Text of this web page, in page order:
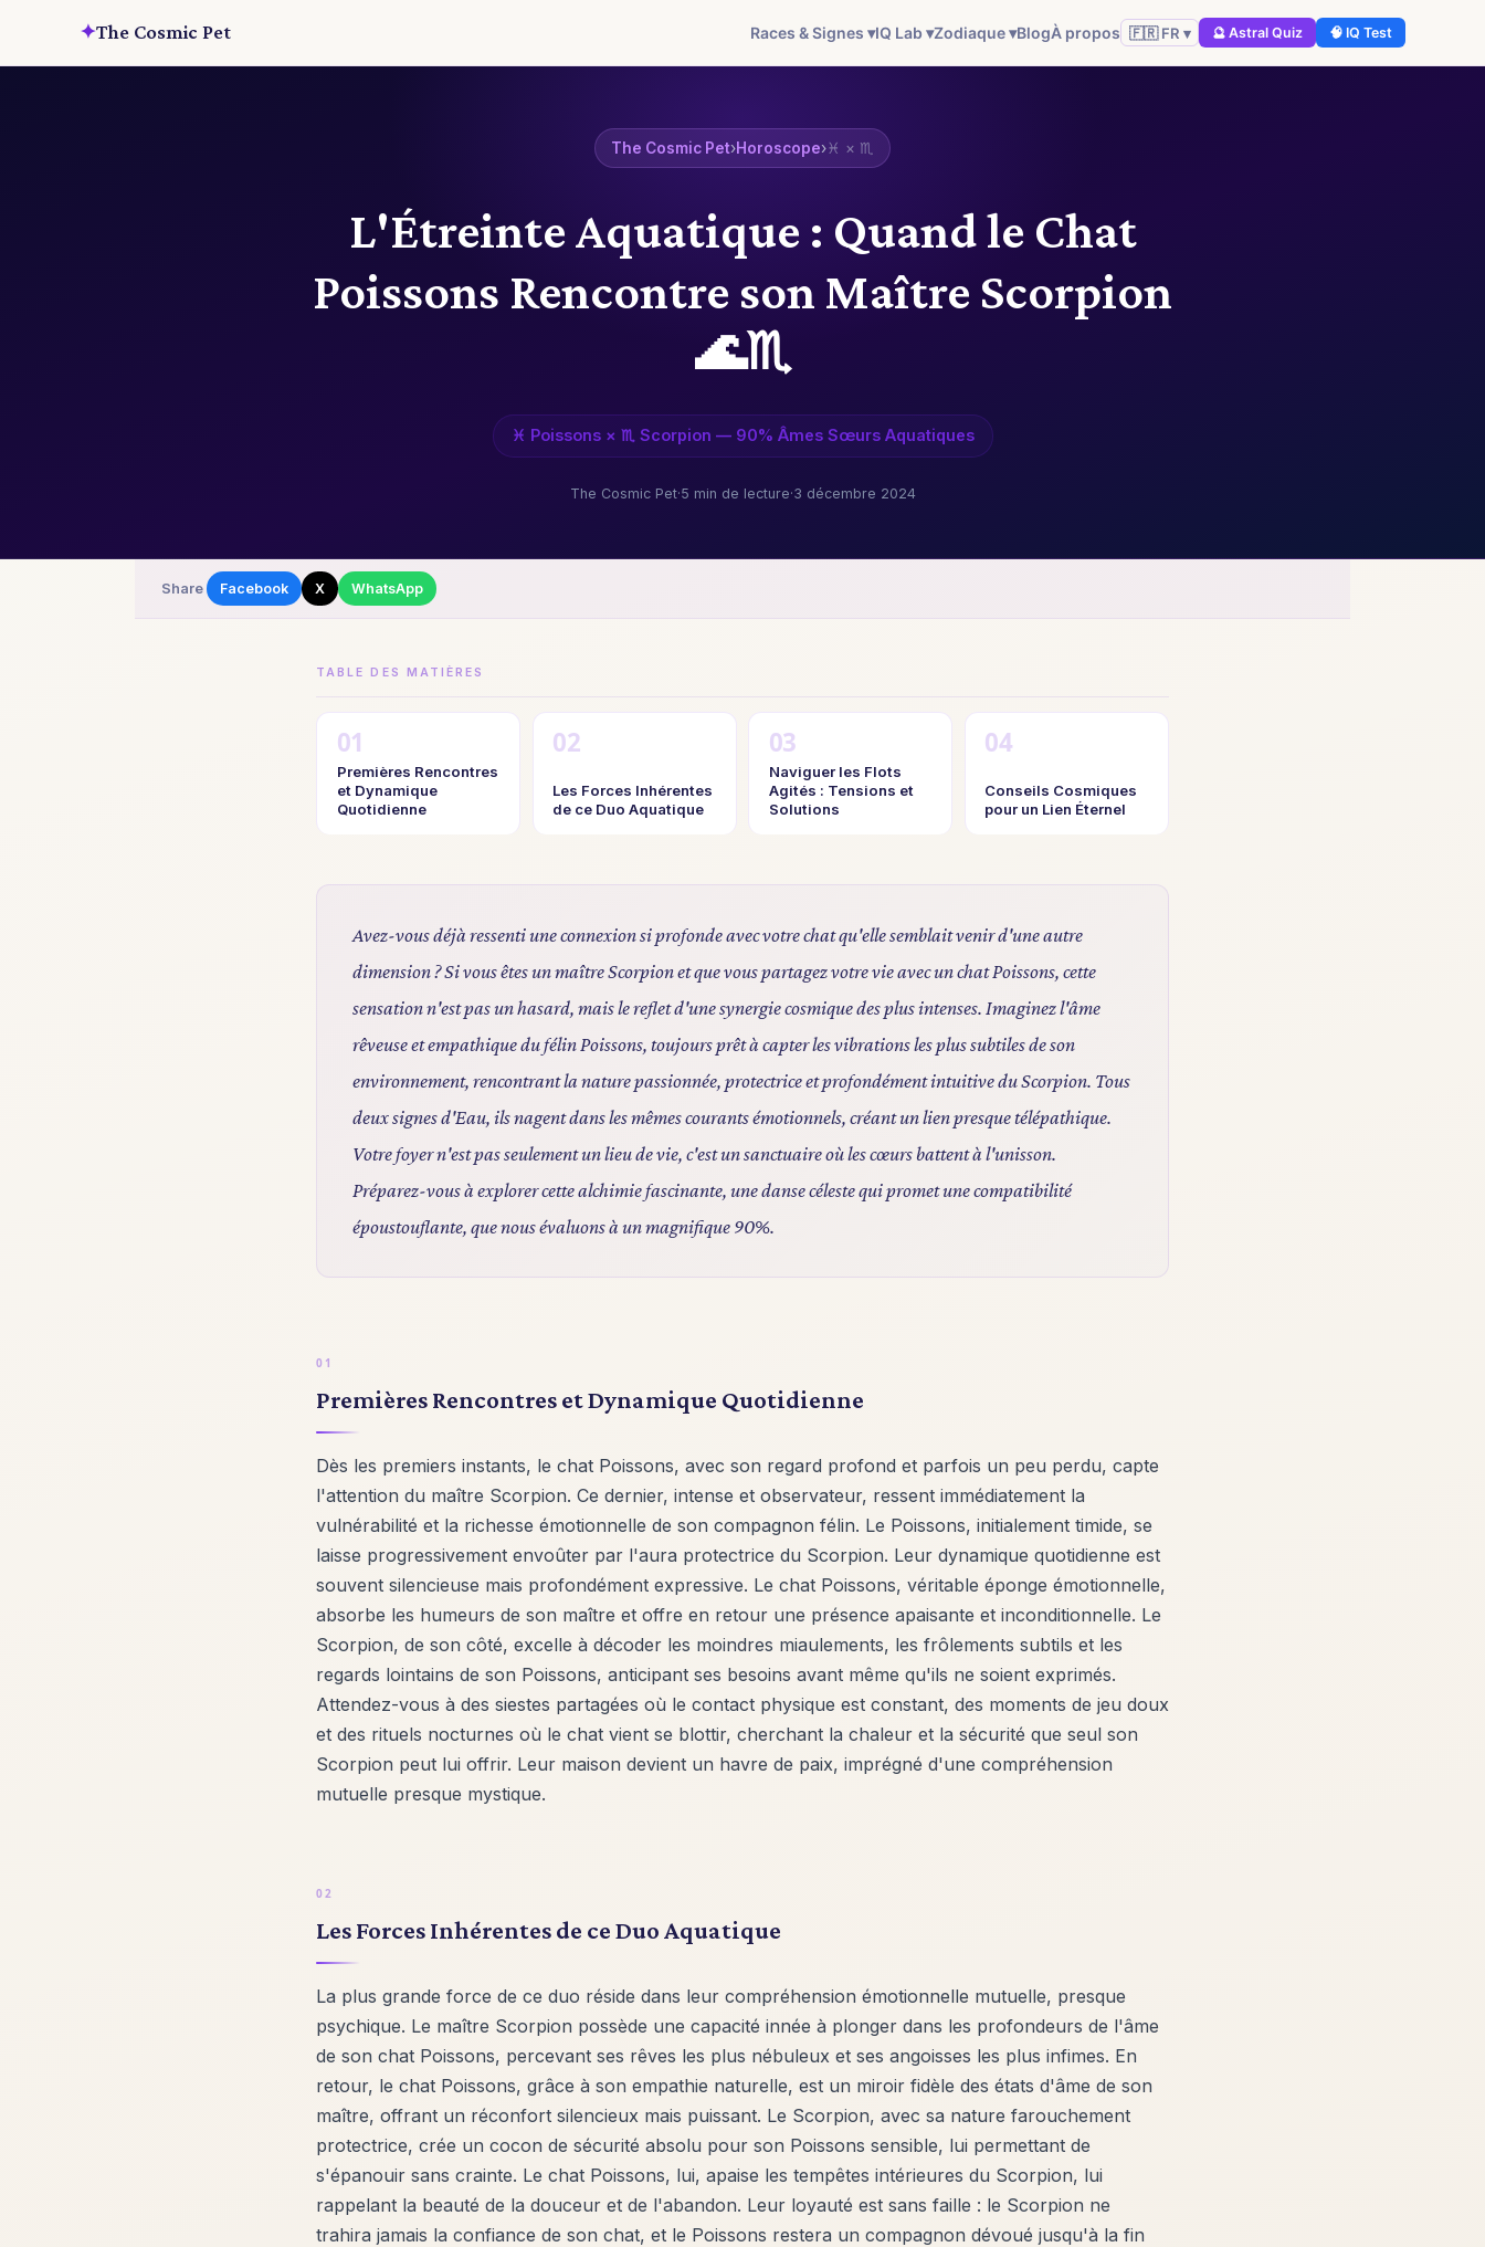
✦The Cosmic Pet Races & Signes ▾IQ Lab ▾Zodiaque ▾BlogÀ propos 🇫🇷 FR ▾ 🔮 Astral Quiz 🧠 IQ Test
The Cosmic Pet›Horoscope›♓ × ♏
L'Étreinte Aquatique : Quand le Chat
Poissons Rencontre son Maître Scorpion
🌊♏
♓ Poissons × ♏ Scorpion — 90% Âmes Sœurs Aquatiques
The Cosmic Pet·5 min de lecture·3 décembre 2024
Share Facebook X WhatsApp
TABLE DES MATIÈRES
Premières Rencontres
et Dynamique
Quotidienne
Les Forces Inhérentes
de ce Duo Aquatique
Naviguer les Flots
Agités : Tensions et
Solutions
Conseils Cosmiques
pour un Lien Éternel
Avez-vous déjà ressenti une connexion si profonde avec votre chat qu'elle semblait venir d'une autre
dimension ? Si vous êtes un maître Scorpion et que vous partagez votre vie avec un chat Poissons, cette
sensation n'est pas un hasard, mais le reflet d'une synergie cosmique des plus intenses. Imaginez l'âme
rêveuse et empathique du félin Poissons, toujours prêt à capter les vibrations les plus subtiles de son
environnement, rencontrant la nature passionnée, protectrice et profondément intuitive du Scorpion. Tous
deux signes d'Eau, ils nagent dans les mêmes courants émotionnels, créant un lien presque télépathique.
Votre foyer n'est pas seulement un lieu de vie, c'est un sanctuaire où les cœurs battent à l'unisson.
Préparez-vous à explorer cette alchimie fascinante, une danse céleste qui promet une compatibilité
époustouflante, que nous évaluons à un magnifique 90%.
Premières Rencontres et Dynamique Quotidienne
Dès les premiers instants, le chat Poissons, avec son regard profond et parfois un peu perdu, capte
l'attention du maître Scorpion. Ce dernier, intense et observateur, ressent immédiatement la
vulnérabilité et la richesse émotionnelle de son compagnon félin. Le Poissons, initialement timide, se
laisse progressivement envoûter par l'aura protectrice du Scorpion. Leur dynamique quotidienne est
souvent silencieuse mais profondément expressive. Le chat Poissons, véritable éponge émotionnelle,
absorbe les humeurs de son maître et offre en retour une présence apaisante et inconditionnelle. Le
Scorpion, de son côté, excelle à décoder les moindres miaulements, les frôlements subtils et les
regards lointains de son Poissons, anticipant ses besoins avant même qu'ils ne soient exprimés.
Attendez-vous à des siestes partagées où le contact physique est constant, des moments de jeu doux
et des rituels nocturnes où le chat vient se blottir, cherchant la chaleur et la sécurité que seul son
Scorpion peut lui offrir. Leur maison devient un havre de paix, imprégné d'une compréhension
mutuelle presque mystique.
Les Forces Inhérentes de ce Duo Aquatique
La plus grande force de ce duo réside dans leur compréhension émotionnelle mutuelle, presque
psychique. Le maître Scorpion possède une capacité innée à plonger dans les profondeurs de l'âme
de son chat Poissons, percevant ses rêves les plus nébuleux et ses angoisses les plus infimes. En
retour, le chat Poissons, grâce à son empathie naturelle, est un miroir fidèle des états d'âme de son
maître, offrant un réconfort silencieux mais puissant. Le Scorpion, avec sa nature farouchement
protectrice, crée un cocon de sécurité absolu pour son Poissons sensible, lui permettant de
s'épanouir sans crainte. Le chat Poissons, lui, apaise les tempêtes intérieures du Scorpion, lui
rappelant la beauté de la douceur et de l'abandon. Leur loyauté est sans faille : le Scorpion ne
trahira jamais la confiance de son chat, et le Poissons restera un compagnon dévoué jusqu'à la fin